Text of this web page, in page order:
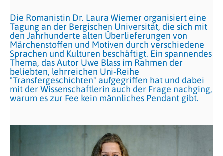
Die Romanistin Dr. Laura Wiemer organisiert eine
Tagung an der Bergischen Universität, die sich mit
den Jahrhunderte alten Überlieferungen von
Märchenstoffen und Motiven durch verschiedene
Sprachen und Kulturen beschäftigt. Ein spannendes
Thema, das Autor Uwe Blass im Rahmen der
beliebten, lehrreichen Uni-Reihe
"Transfergeschichten" aufgegriffen hat und dabei
mit der Wissenschaftlerin auch der Frage nachging,
warum es zur Fee kein männliches Pendant gibt.